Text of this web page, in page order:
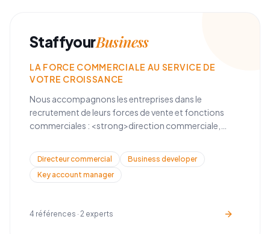
StaffyourBusiness
LA FORCE COMMERCIALE AU SERVICE DE
VOTRE CROISSANCE
Nous accompagnons les entreprises dans le
recrutement de leurs forces de vente et fonctions
commerciales : <strong>direction commerciale,
développement de réseau</strong>.
Directeur commercial
Business developer
Key account manager
4 références · 2 experts